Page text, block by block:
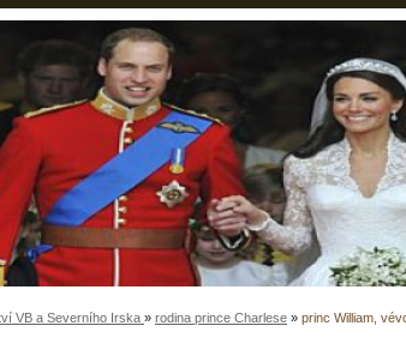
VB a Severního Irska » rodina prince Charlese » princ William,